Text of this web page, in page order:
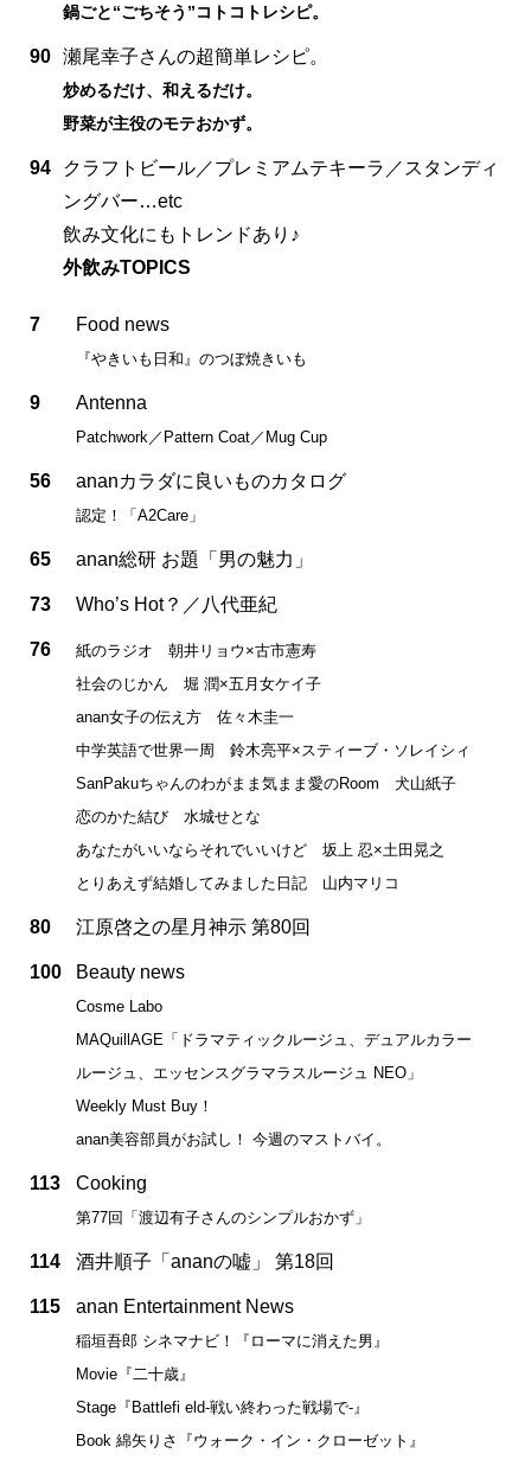
鍋ごと“ごちそう”コトコトレシピ。
90 瀬尾幸子さんの超簡単レシピ。
炒めるだけ、和えるだけ。
野菜が主役のモテおかず。
94
クラフトビール／プレミアムテキーラ／スタンディ
ングバー…etc
飲み文化にもトレンドあり♪
外飲みTOPICS
7 Food news
『やきいも日和』のつぼ焼きいも
9 Antenna
Patchwork／Pattern Coat／Mug Cup
56 ananカラダに良いものカタログ
認定！「A2Care」
65 anan総研 お題「男の魅力」
73 Who’s Hot？／八代亜紀
76
紙のラジオ 朝井リョウ×古市憲寿
社会のじかん 堀 潤×五月女ケイ子
anan女子の伝え方 佐々木圭一
中学英語で世界一周 鈴木亮平×スティーブ・ソレイシィ
SanPakuちゃんのわがまま気まま愛のRoom 犬山紙子
恋のかた結び 水城せとな
あなたがいいならそれでいいけど 坂上 忍×土田晃之
とりあえず結婚してみました日記 山内マリコ
80 江原啓之の星月神示 第80回
100 Beauty news
Cosme Labo
MAQuillAGE「ドラマティックルージュ、デュアルカラー
ルージュ、エッセンスグラマラスルージュ NEO」
Weekly Must Buy！
anan美容部員がお試し！ 今週のマストバイ。
113 Cooking
第77回「渡辺有子さんのシンプルおかず」
114 酒井順子「ananの嘘」 第18回
115 anan Entertainment News
稲垣吾郎 シネマナビ！『ローマに消えた男』
Movie『二十歳』
Stage『Battlefi eld-戦い終わった戦場で-』
Book 綿矢りさ『ウォーク・イン・クローゼット』